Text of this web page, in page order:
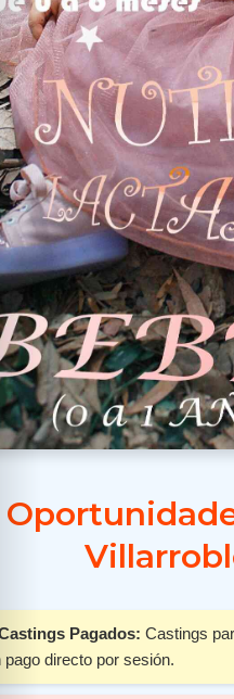
Pagados: Castings
pago directo por sesión.